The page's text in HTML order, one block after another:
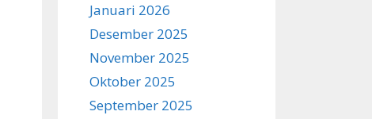
Januari 2026
Desember 2025
November 2025
Oktober 2025
September 2025